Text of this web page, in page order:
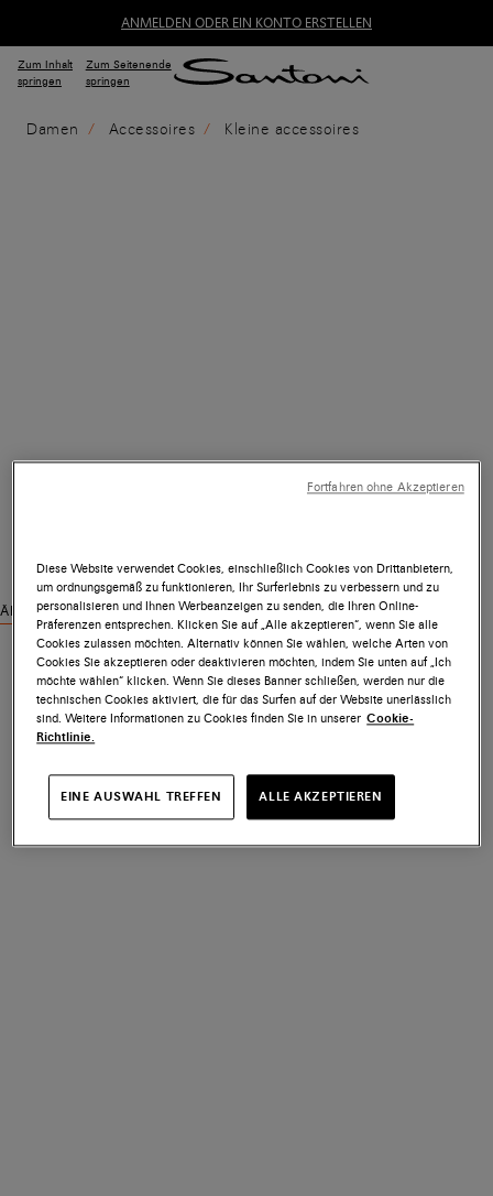
ANMELDEN ODER EIN KONTO ERSTELLEN
Zum Inhalt
springen
Zum Seitenende
springen
Damen Accessoires Kleine accessoires
Ähnliche Produkte ansehen
Diese Website verwendet Cookies, einschließlich Cookies von Drittanbietern,
um ordnungsgemäß zu funktionieren, Ihr Surferlebnis zu verbessern und zu
personalisieren und Ihnen Werbeanzeigen zu senden, die Ihren Online-
Präferenzen entsprechen. Klicken Sie auf „Alle akzeptieren“, wenn Sie alle
Cookies zulassen möchten. Alternativ können Sie wählen, welche Arten von
Cookies Sie akzeptieren oder deaktivieren möchten, indem Sie unten auf „Ich
möchte wählen“ klicken. Wenn Sie dieses Banner schließen, werden nur die
technischen Cookies aktiviert, die für das Surfen auf der Website unerlässlich
sind. Weitere Informationen zu Cookies finden Sie in unserer Cookie-
Richtlinie.
EINE AUSWAHL TREFFEN ALLE AKZEPTIEREN
Fortfahren ohne Akzeptieren